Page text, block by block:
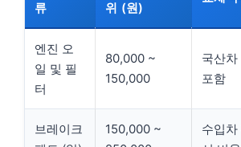
류
위 (원)
엔진 오
일 및 필
터
80,000 ~
150,000
국산차
포함
브레이크
150,000 ~
수입